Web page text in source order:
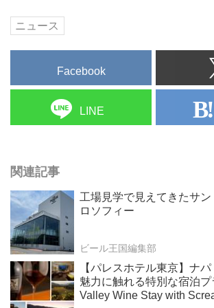
ニュース
Facebook
LINE
関連記事
工場見学で見えてきたサン
ロソフィー
ビール王国編集部
【パレスホテル東京】ナ
魅力に触れる特別な宿泊
Valley Wine Stay with